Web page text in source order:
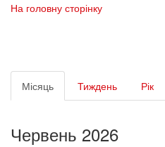
На головну сторінку
Первинні
вкладки
Місяць (активна
вкладка)
Тиждень Рік
Червень 2026